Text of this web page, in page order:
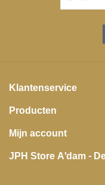
Klantenservice
Producten
Mijn account
JPH Store A'dam -